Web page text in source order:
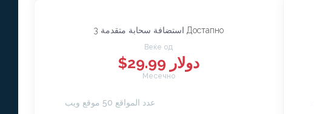
استضافة سحابة متقدمة 3 Достапно
Веќе од
$29.99 دولار
Месечно
عدد المواقع 50 موقع ويب